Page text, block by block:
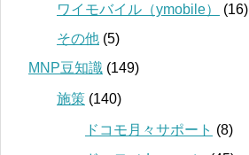
ワイモバイル（ymobile）
(16)
その他 (5)
MNP豆知識 (149)
施策 (140)
ドコモ月々サポート (8)